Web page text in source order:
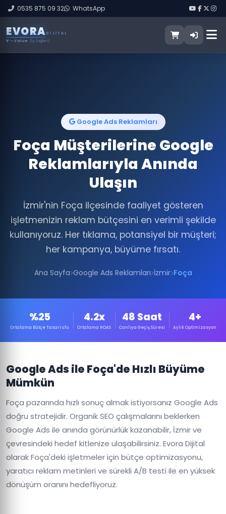
0535 875 09 32 WhatsApp
EVORA DIJITAL
V — Value (İş Değeri)
Google Ads Reklamları
Foça Müşterilerine Google
Reklamlarıyla Anında
Ulaşın
İzmir'nin Foça ilçesinde faaliyet gösteren
işletmenizin reklam bütçesini en verimli şekilde
kullanıyoruz. Her tıklama, potansiyel bir müşteri;
her kampanya, büyüme fırsatı.
Ana Sayfa Google Ads Reklamları İzmir Foça
%25
Ortalama Bütçe Tasarrufu
4.2x
Ortalama ROAS
48 Saat
Canlıya Geçiş Süresi
4+
Aylık Optimizasyon
Google Ads ile Foça'de Hızlı Büyüme
Mümkün
Foça pazarında hızlı sonuç almak istiyorsanız Google Ads
doğru stratejidir. Organik SEO çalışmalarını beklerken
Google Ads ile anında görünürlük kazanabilir, İzmir ve
çevresindeki hedef kitlenize ulaşabilirsiniz. Evora Dijital
olarak Foça'deki işletmeler için bütçe optimizasyonu,
yaratıcı reklam metinleri ve sürekli A/B testi ile en yüksek
dönüşüm oranını hedefliyoruz.